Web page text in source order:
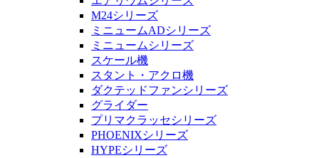
M24シリーズ
ミニュームADシリーズ
ミニュームシリーズ
スケール機
スタント・アクロ機
ダクテッドファンシリーズ
グライダー
プリマクラッセシリーズ
PHOENIXシリーズ
HYPEシリーズ